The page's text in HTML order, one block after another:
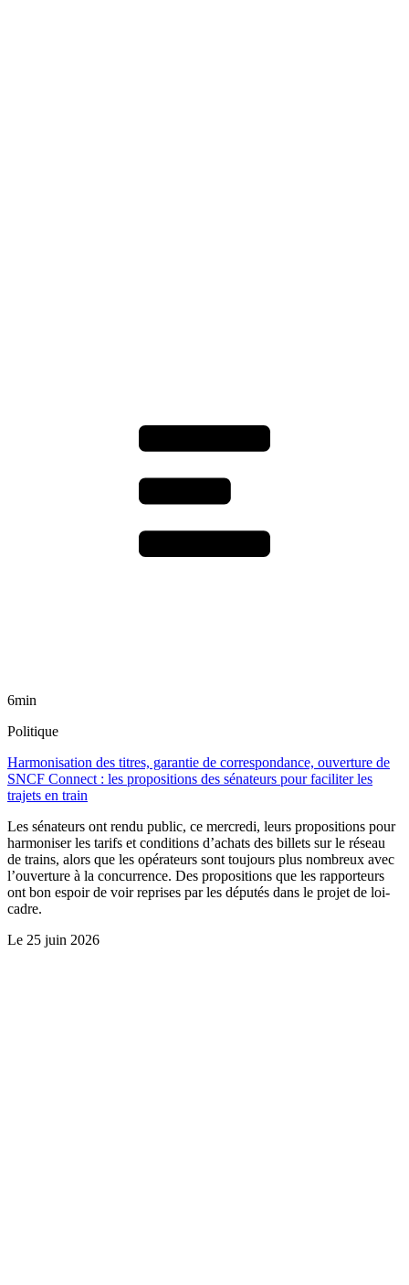
6min
Politique
Harmonisation des titres, garantie de correspondance, ouverture de
SNCF Connect : les propositions des sénateurs pour faciliter les
trajets en train
Les sénateurs ont rendu public, ce mercredi, leurs propositions pour
harmoniser les tarifs et conditions d’achats des billets sur le réseau
de trains, alors que les opérateurs sont toujours plus nombreux avec
l’ouverture à la concurrence. Des propositions que les rapporteurs
ont bon espoir de voir reprises par les députés dans le projet de loi-
cadre.
Le 25 juin 2026